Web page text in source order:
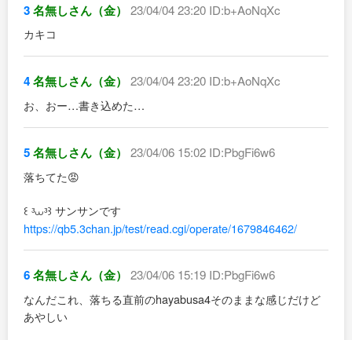
3名無しさん（金）
23/04/04 23:20 ID:b+AoNqXc
カキコ
4名無しさん（金）
23/04/04 23:20 ID:b+AoNqXc
お、おー…書き込めた…
5名無しさん（金）
23/04/06 15:02 ID:PbgFi6w6
落ちてた😡
꒰ ᵌ⩊ᵌ꒱ サンサンです
https://qb5.3chan.jp/test/read.cgi/operate/1679846462/
6名無しさん（金）
23/04/06 15:19 ID:PbgFi6w6
なんだこれ、落ちる直前のhayabusa4そのままな感じだけど
あやしい